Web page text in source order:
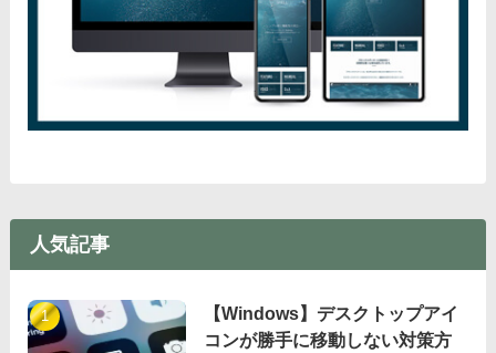
人気記事
【Windows】デスクトップアイ
コンが勝手に移動しない対策方